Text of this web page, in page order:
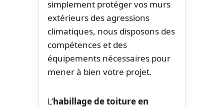
simplement protéger vos murs
extérieurs des agressions
climatiques, nous disposons des
compétences et des
équipements nécessaires pour
mener à bien votre projet.
L’habillage de toiture en